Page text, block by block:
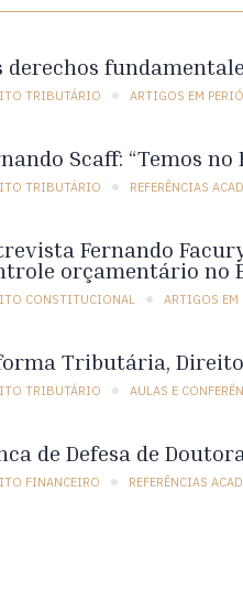
derechos
TRIBUTÁRIO ARTIGOS EM
Scaff: “Temos
TRIBUTÁRIO REFERÊNCIAS
Fernando
orçamentário no
CONSTITUCIONAL ARTIGOS EM
Tributária,
TRIBUTÁRIO AULAS E
de Defesa de
FINANCEIRO REFERÊNCIAS